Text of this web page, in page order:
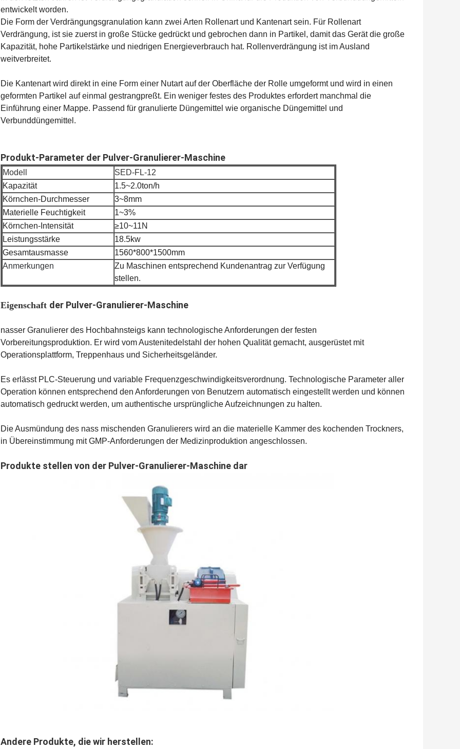
entwickelt worden.
Die Form der Verdrängungsgranulation kann zwei Arten Rollenart und Kantenart sein. Für Rollenart
Verdrängung, ist sie zuerst in große Stücke gedrückt und gebrochen dann in Partikel, damit das Gerät die große
Kapazität, hohe Partikelstärke und niedrigen Energieverbrauch hat. Rollenverdrängung ist im Ausland
weitverbreitet.
Die Kantenart wird direkt in eine Form einer Nutart auf der Oberfläche der Rolle umgeformt und wird in einen
geformten Partikel auf einmal gestrangpreßt. Ein weniger festes des Produktes erfordert manchmal die
Einführung einer Mappe. Passend für granulierte Düngemittel wie organische Düngemittel und
Verbunddüngemittel.
Produkt-Parameter der Pulver-Granulierer-Maschine
Modell
SED-FL-12
Kapazität
1.5~2.0ton/h
Körnchen-Durchmesser
3~8mm
Materielle Feuchtigkeit
1~3%
Körnchen-Intensität
≥10~11N
Leistungsstärke
18.5kw
Gesamtausmasse
1560*800*1500mm
Anmerkungen
Zu Maschinen entsprechend Kundenantrag zur Verfügung
stellen.
Eigenschaft der Pulver-Granulierer-Maschine
nasser Granulierer des Hochbahnsteigs kann technologische Anforderungen der festen
Vorbereitungsproduktion. Er wird vom Austenitedelstahl der hohen Qualität gemacht, ausgerüstet mit
Operationsplattform, Treppenhaus und Sicherheitsgeländer.
Es erlässt PLC-Steuerung und variable Frequenzgeschwindigkeitsverordnung. Technologische Parameter aller
Operation können entsprechend den Anforderungen von Benutzern automatisch eingestellt werden und können
automatisch gedruckt werden, um authentische ursprüngliche Aufzeichnungen zu halten.
Die Ausmündung des nass mischenden Granulierers wird an die materielle Kammer des kochenden Trockners,
in Übereinstimmung mit GMP-Anforderungen der Medizinproduktion angeschlossen.
Produkte stellen von der Pulver-Granulierer-Maschine dar
Andere Produkte, die wir herstellen: